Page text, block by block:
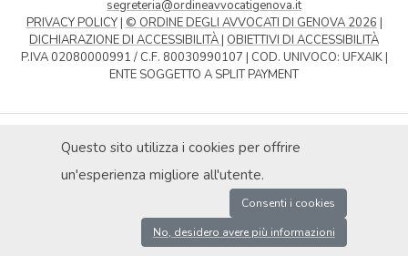
Questo sito utilizza i cookies per offrire
un'esperienza migliore all'utente.
Consenti i cookies
No, desidero avere più informazioni
segreteria@ordineavvocatigenova.it
PRIVACY POLICY| © ORDINE DEGLI AVVOCATI DI GENOVA 2026 |
DICHIARAZIONE DI ACCESSIBILITÀ| OBIETTIVI DI ACCESSIBILITÀ
P.IVA 02080000991 / C.F. 80030990107 | COD. UNIVOCO: UFXAIK |
ENTE SOGGETTO A SPLIT PAYMENT